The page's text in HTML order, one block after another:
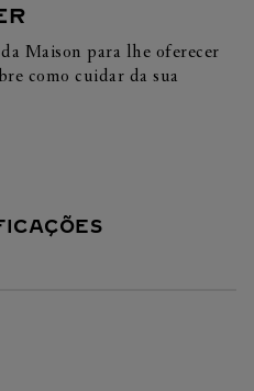
Maison para lhe oferecer
como cuidar da sua